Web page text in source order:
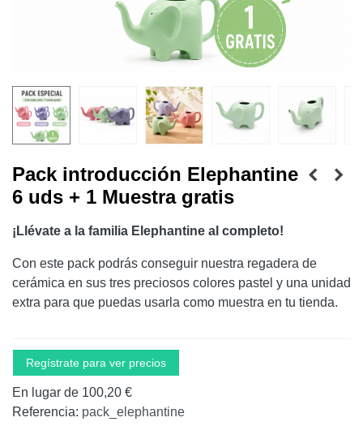
Pack introducción Elephantine
6 uds + 1 Muestra gratis
¡Llévate a la familia Elephantine al completo!
Con este pack podrás conseguir nuestra regadera de
cerámica en sus tres preciosos colores pastel y una unidad
extra para que puedas usarla como muestra en tu tienda.
Regístrate para ver precios
En lugar de 100,20 €
Referencia: pack_elephantine